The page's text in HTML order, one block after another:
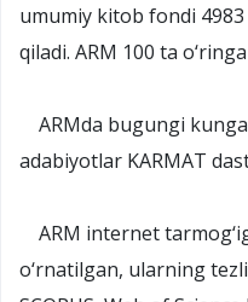
umumiy kitob fondi
qiladi. ARM 100 ta
ARMda bugungi
adabiyotlar KARMAT
ARM internet
o‘rnatilgan, ularning